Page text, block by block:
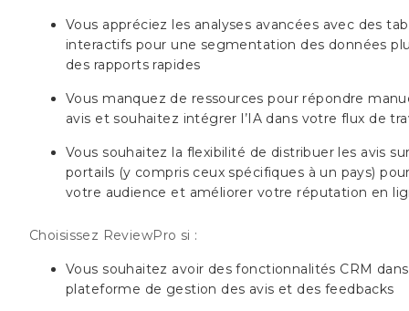
Vous appréciez les analyses avancées avec des
interactifs pour une segmentation des données
des rapports rapides
Vous manquez de ressources pour répondre
avis et souhaitez intégrer l’IA dans votre flux de
Vous souhaitez la flexibilité de distribuer les avis
portails (y compris ceux spécifiques à un pays)
votre audience et améliorer votre réputation en
Choisissez ReviewPro si :
Vous souhaitez avoir des fonctionnalités CRM
plateforme de gestion des avis et des feedbacks